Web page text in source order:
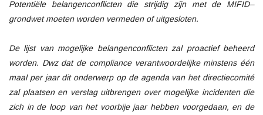
Potentiële belangenconflicten die strijdig zijn met de MIFID–
grondwet moeten worden vermeden of uitgesloten.
De lijst van mogelijke belangenconflicten zal proactief beheerd
worden. Dwz dat de compliance verantwoordelijke minstens één
maal per jaar dit onderwerp op de agenda van het directiecomité
zal plaatsen en verslag uitbrengen over mogelijke incidenten die
zich in de loop van het voorbije jaar hebben voorgedaan, en de